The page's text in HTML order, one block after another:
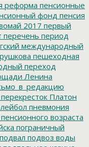
реформа пенсионные
фонд пенсия
2017 первый
перечень период
международный
пешеходная
переход
Ленина
Платон
пневмония
возраста
пограничный
подвал подвоз воды